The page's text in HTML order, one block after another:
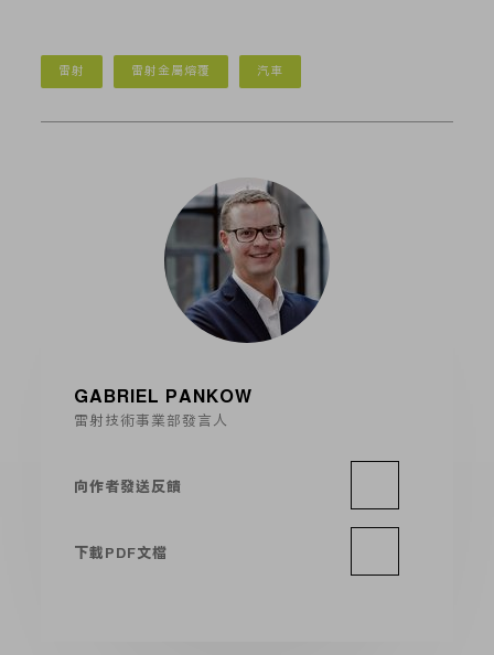
雷射 雷射金屬熔覆 汽車
GABRIEL PANKOW
雷射技術事業部發言人
向作者發送反饋
下載PDF文檔